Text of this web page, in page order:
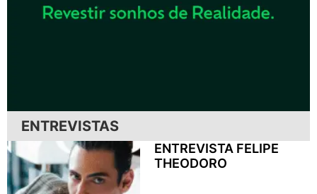
ENTREVISTAS
ENTREVISTA FELIPE
THEODORO